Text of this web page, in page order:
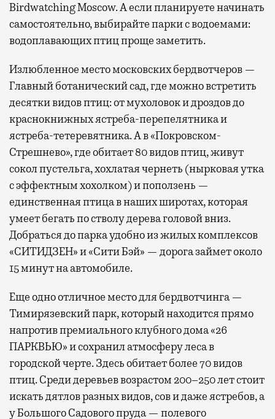
Birdwatching Moscow. А если планируете начинать
самостоятельно, выбирайте парки с водоемами:
водоплавающих птиц проще заметить.
Излюбленное место московских бердвотчеров —
Главный ботанический сад, где можно встретить
десятки видов птиц: от мухоловок и дроздов до
краснокнижных ястреба-перепелятника и
ястреба-тетеревятника. А в «Покровском-
Стрешнево», где обитает 80 видов птиц, живут
сокол пустельга, хохлатая чернеть (нырковая утка
с эффектным хохолком) и поползень —
единственная птица в наших широтах, которая
умеет бегать по стволу дерева головой вниз.
Добраться до парка удобно из жилых комплексов
«СИТИДЗЕН» и «Сити Бэй» — дорога займет около
15 минут на автомобиле.
Еще одно отличное место для бердвотчинга —
Тимирязевский парк, который находится прямо
напротив премиального клубного дома «26
ПАРКВЬЮ» и сохранил атмосферу леса в
городской черте. Здесь обитает более 70 видов
птиц. Среди деревьев возрастом 200–250 лет стоит
искать дятлов разных видов, сов и даже ястребов, а
у Большого Садового пруда — полевого